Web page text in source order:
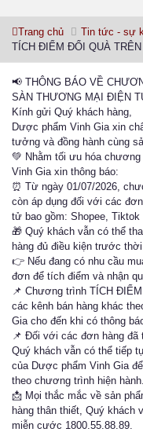
Trang chủ Tin tức - sự
TÍCH ĐIỂM ĐỔI QUÀ
📢 THÔNG BÁO VỀ
SÀN THƯƠNG MẠI ĐIỆN
Kính gửi Quý khách hàng,
Dược phẩm Vinh Gia xin
tưởng và đồng hành cùng
💚 Nhằm tối ưu hóa
Vinh Gia xin thông báo:
⏰ Từ ngày 01/07/2026,
còn áp dụng đối với các
tử bao gồm: Shopee, Tiktok
🎁 Quý khách vẫn có thể
hàng đủ điều kiện trước
👉 Nếu đang có nhu cầu
đơn để tích điểm và nhận
📌 Chương trình TÍCH
các kênh bán hàng khác
Gia cho đến khi có thông
📌 Đối với các đơn hàng đã
Quý khách vẫn có thể tiếp
của Dược phẩm Vinh Gia
theo chương trình hiện hành.
📩 Mọi thắc mắc về sản
hàng thân thiết, Quý khách
miễn cước 1800.55.88.89.